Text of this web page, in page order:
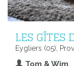
LES GÎTES
Eygliers (05),
Tom & Wim